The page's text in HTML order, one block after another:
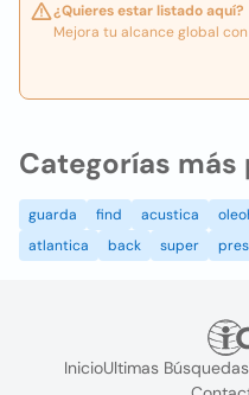
¿Quieres estar listado aquí?
Mejora tu alcance global
Categorías más
guarda find acustica
atlantica
back super
InicioUltimas Búsquedas